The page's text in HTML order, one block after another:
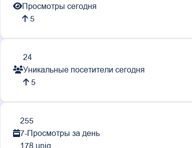
Просмотры сегодня
5
24
Уникальные посетители сегодня
5
255
7-Просмотры за день